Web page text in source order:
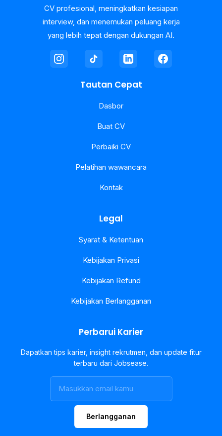
CV profesional, meningkatkan kesiapan
interview, dan menemukan peluang kerja
yang lebih tepat dengan dukungan AI.
Tautan Cepat
Dasbor
Buat CV
Perbaiki CV
Pelatihan wawancara
Kontak
Legal
Syarat & Ketentuan
Kebijakan Privasi
Kebijakan Refund
Kebijakan Berlangganan
Perbarui Karier
Dapatkan tips karier, insight rekrutmen, dan update fitur
terbaru dari Jobsease.
Berlangganan